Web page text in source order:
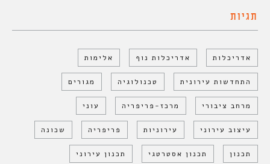
תגיות
אדריכלות אדריכלות נוף אלימות
התחדשות עירונית טכנולוגיה מגורים
מרחב ציבורי מרכז-פריפריה עוני
עיצוב עירוני עירוניות פריפריה שכונה
תכנון תכנון אסטרטגי תכנון עירוני